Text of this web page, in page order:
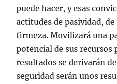
puede hacer, y esas
actitudes de pasividad,
firmeza. Movilizará una
potencial de sus recursos
resultados se derivarán
seguridad serán unos